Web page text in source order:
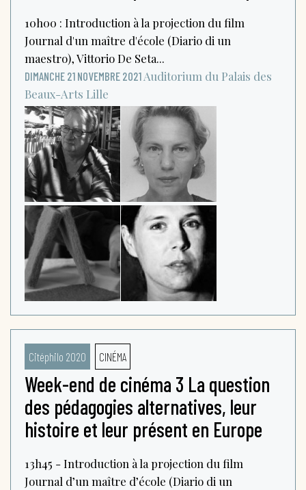
10h00 : Introduction à la projection du film
Journal d'un maître d'école (Diario di un
maestro), Vittorio De Seta...
DIMANCHE 21 NOVEMBRE 2021 Auditorium du Palais des
Beaux-Arts Lille
Citéphilo 2020 CINÉMA
Week-end de cinéma 3 La question
des pédagogies alternatives, leur
histoire et leur présent en Europe
13h45 - Introduction à la projection du film
Journal d’un maître d’école (Diario di un